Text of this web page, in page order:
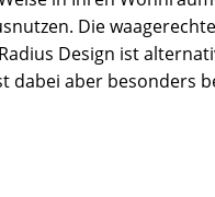
Die
Design ist
dabei aber besonders